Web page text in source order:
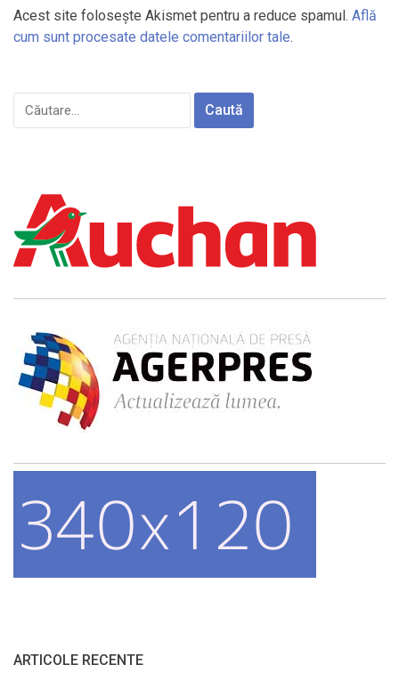
Acest site folosește Akismet pentru a reduce spamul. Află
cum sunt procesate datele comentariilor tale.
Caută
după:
ARTICOLE RECENTE